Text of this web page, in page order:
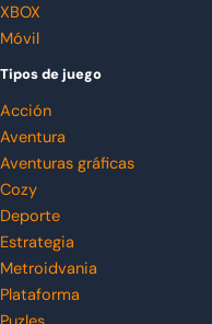
XBOX
Móvil
Tipos de juego
Acción
Aventura
Aventuras gráficas
Cozy
Deporte
Estrategia
Metroidvania
Plataforma